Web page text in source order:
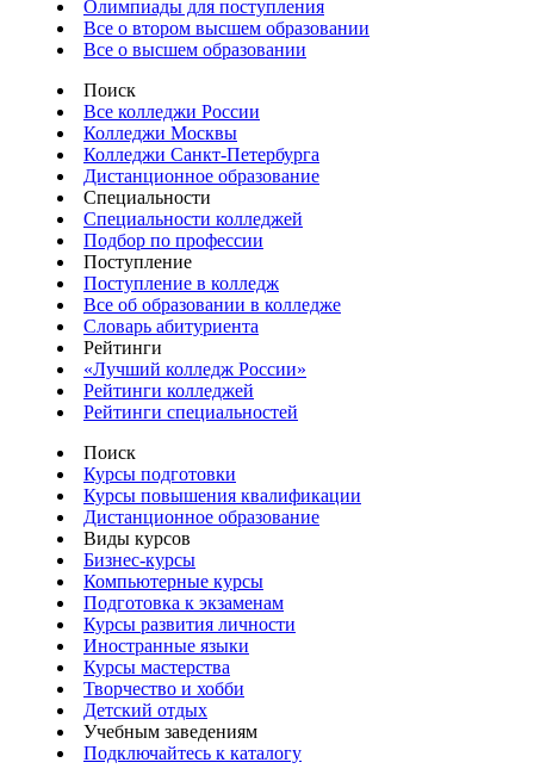
Олимпиады для поступления
Все о втором высшем образовании
Все о высшем образовании
Поиск
Все колледжи России
Колледжи Москвы
Колледжи Санкт-Петербурга
Дистанционное образование
Специальности
Специальности колледжей
Подбор по профессии
Поступление
Поступление в колледж
Все об образовании в колледже
Словарь абитуриента
Рейтинги
«Лучший колледж России»
Рейтинги колледжей
Рейтинги специальностей
Поиск
Курсы подготовки
Курсы повышения квалификации
Дистанционное образование
Виды курсов
Бизнес-курсы
Компьютерные курсы
Подготовка к экзаменам
Курсы развития личности
Иностранные языки
Курсы мастерства
Творчество и хобби
Детский отдых
Учебным заведениям
Подключайтесь к каталогу